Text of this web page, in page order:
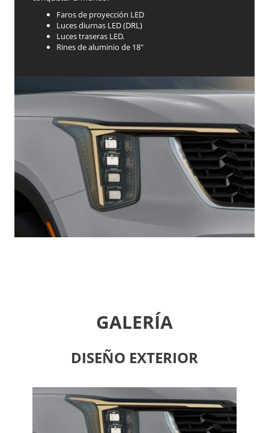
Faros de proyección LED
Luces diurnas LED (DRL)
Luces traseras LED.
Rines de aluminio de 18"
GALERÍA
DISEÑO EXTERIOR